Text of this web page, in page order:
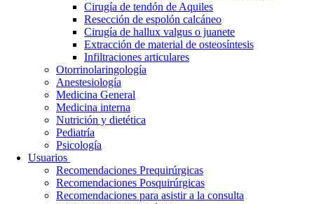
Cirugía de tendón de Aquiles
Resección de espolón calcáneo
Cirugía de hallux valgus o juanete
Extracción de material de osteosíntesis
Infiltraciones articulares
Otorrinolaringología
Anestesiología
Medicina General
Medicina interna
Nutrición y dietética
Pediatría
Psicología
Usuarios
Recomendaciones Prequirúrgicas
Recomendaciones Posquirúrgicas
Recomendaciones para asistir a la consulta